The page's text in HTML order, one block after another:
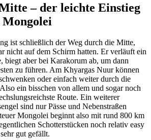
– der leichte Einstieg
Mongolei
ist schließlich der Weg durch die Mitte,
nicht auf dem Schirm hatten. Er verläuft ein
biegt aber bei Karakorum ab, um dann
zu führen. Am Khyargas Nuur können
oder einfach weiter durch die
ein bisschen von allem und sogar noch
Route. Ein weiterer
sind nur Pässe und Nebenstraßen
Mongolei beginnt also mit rund 800 km
Schotterstücken noch relativ easy
gut gefällt.